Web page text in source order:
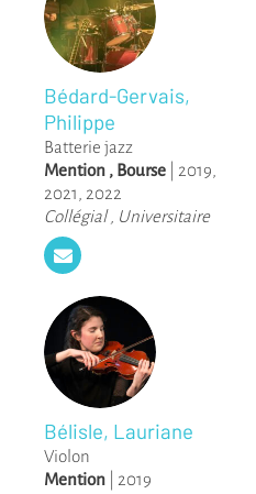
Bédard-Gervais,
Philippe
Batterie jazz
Mention , Bourse 2019
2021 2022
Collégial, Universitaire
Bélisle, Lauriane
Violon
Mention
2019